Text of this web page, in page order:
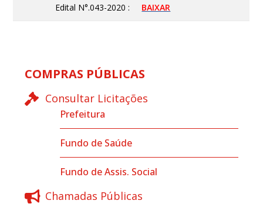
Edital N°.043-2020 : BAIXAR
COMPRAS PÚBLICAS
Consultar Licitações
Prefeitura
Fundo de Saúde
Fundo de Assis. Social
Chamadas Públicas